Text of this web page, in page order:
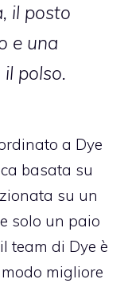
il posto
e una
polso.
a Dye
basata su
su un
solo un paio
team di Dye è
migliore